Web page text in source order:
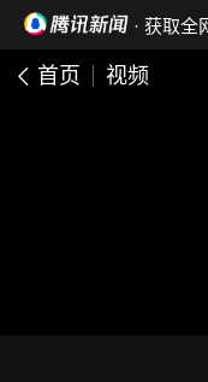
· 获取全
首页 视频